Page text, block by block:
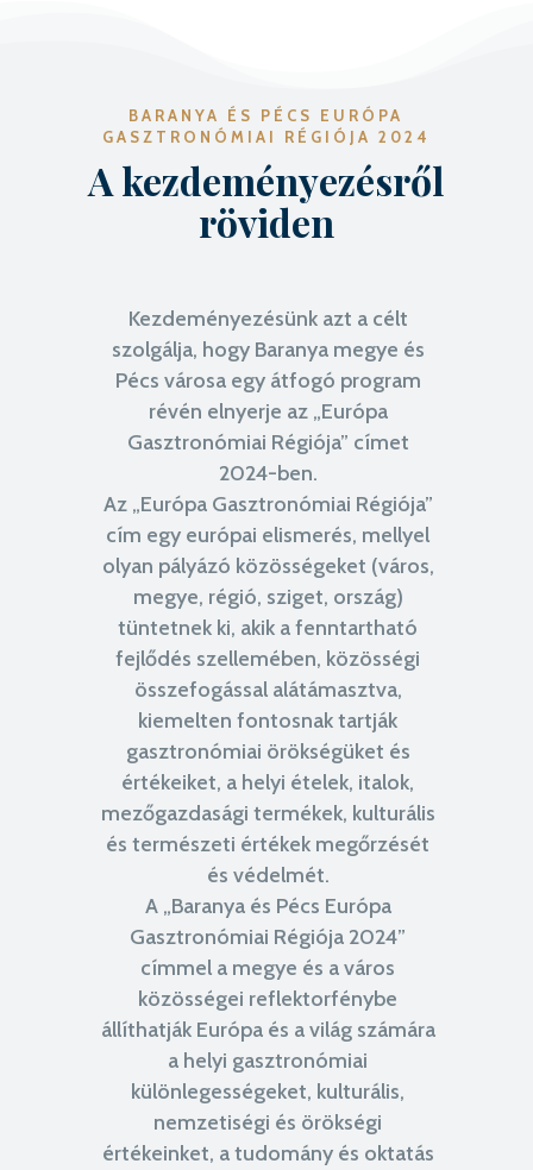
BARANYA ÉS PÉCS EURÓPA
GASZTRONÓMIAI RÉGIÓJA 2024
A kezdeményezésről
röviden
Kezdeményezésünk azt a célt
szolgálja, hogy Baranya megye és
Pécs városa egy átfogó program
révén elnyerje az „Európa
Gasztronómiai Régiója” címet
2024-ben.
Az „Európa Gasztronómiai Régiója”
cím egy európai elismerés, mellyel
olyan pályázó közösségeket (város,
megye, régió, sziget, ország)
tüntetnek ki, akik a fenntartható
fejlődés szellemében, közösségi
összefogással alátámasztva,
kiemelten fontosnak tartják
gasztronómiai örökségüket és
értékeiket, a helyi ételek, italok,
mezőgazdasági termékek, kulturális
és természeti értékek megőrzését
és védelmét.
A „Baranya és Pécs Európa
Gasztronómiai Régiója 2024”
címmel a megye és a város
közösségei reflektorfénybe
állíthatják Európa és a világ számára
a helyi gasztronómiai
különlegességeket, kulturális,
nemzetiségi és örökségi
értékeinket, a tudomány és oktatás